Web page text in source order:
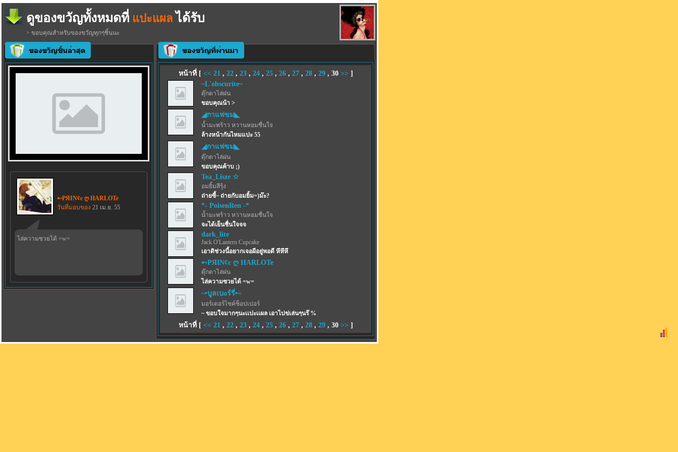
ดูของขวัญทั้งหมดที่ แปะแผล ได้รับ
> ขอบคุณสำหรับของขวัญทุกๆชิ้นนะ
➸PЯIN¢ε ღ HARLOTe
วันที่มอบของ 21 เม.ย. 55
ไล่ความซวยได้ =w=
หน้าที่ [ << 21 , 22, 23, 24, 25, 26, 27, 28, 29, 30 >> ]
~L'obscurite~
ตุ๊กตาไล่ฝน
ขอบคุณน้า >
◢กาแฟขม◣
น้ำมะพร้าว หวานหอมชื่นใจ
ล้างหน้ากันไหมแปะ 55
◢กาแฟขม◣
ตุ๊กตาไล่ฝน
ขอบคุณค้าบ ;)
Tea_Lisze ☆
อมยิ้มสีรุ้ง
ถ่ายซี้~ ถ่ายกับอมยิ้ม=)ม๊ะ?
*- PoisenRen -*
น้ำมะพร้าว หวานหอมชื่นใจ
จะได้เย็นชื่นใจจจ
dark_lite
Jack O'Lantern Cupcake
เอาดิช่วงนี้อยากเจอผีอยู่พอดี หึหึหึ
➸PЯIN¢ε ღ HARLOTe
ตุ๊กตาไล่ฝน
ไล่ความซวยได้ =w=
~•บูลเบoร์รี่•~
มอร์เตอร์ไซค์ช็อปเปอร์
~ ขอบใจมากๆนะเเปะเเผล เอาไปข่เล่นๆนร๊ %
หน้าที่ [ << 21 , 22, 23, 24, 25, 26, 27, 28, 29, 30 >> ]